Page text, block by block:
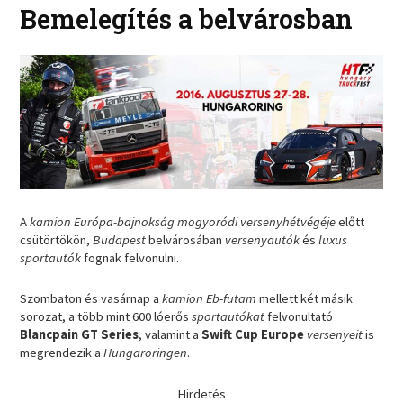
Bemelegítés a belvárosban
Akamion Európa-bajnokság mogyoródi versenyhétvégéjeelőtt
csütörtökön,Budapestbelvárosában versenyautókésluxus
sportautókfognak felvonulni.
Szombaton és vasárnap akamion Eb-futam mellett két másik
sorozat, a több mint 600 lóerőssportautókatfelvonultató
Blancpain GT Series, valamint aSwift Cup Europe versenyeitis
megrendezik aHungaroringen.
Hirdetés